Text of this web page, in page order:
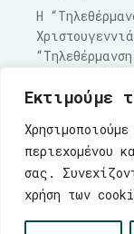
Εκτιμούμε
περιεχομένου
σας.
χρήση των
Η